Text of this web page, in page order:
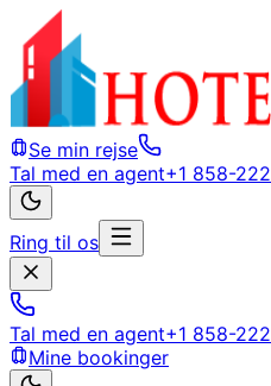
Se min rejse
Tal med en agent+1 858-
Ring til os
Tal med en agent+1 858-
Mine bookinger